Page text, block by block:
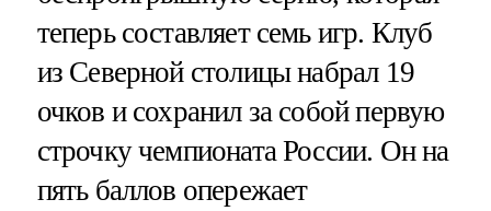
теперь составляет семь игр. Клуб
из Северной столицы набрал 19
очков и сохранил за собой первую
строчку чемпионата России. Он на
пять баллов опережает